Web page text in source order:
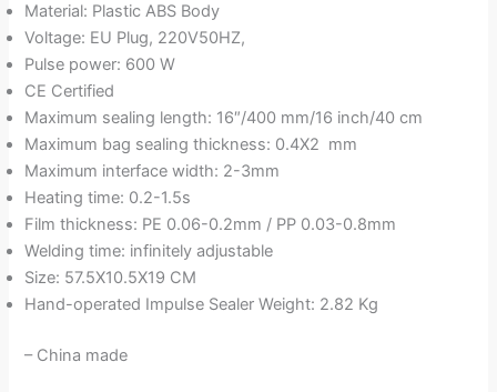
Material: Plastic ABS Body
Voltage: EU Plug, 220V50HZ,
Pulse power: 600 W
CE Certified
Maximum sealing length: 16″/400 mm/16 inch/40 cm
Maximum bag sealing thickness: 0.4X2 mm
Maximum interface width: 2-3mm
Heating time: 0.2-1.5s
Film thickness: PE 0.06-0.2mm / PP 0.03-0.8mm
Welding time: infinitely adjustable
Size: 57.5X10.5X19 CM
Hand-operated Impulse Sealer Weight: 2.82 Kg
– China made